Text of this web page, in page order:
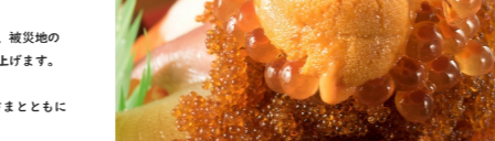
モデルコース エリアガイド
グルメ 旅の予約